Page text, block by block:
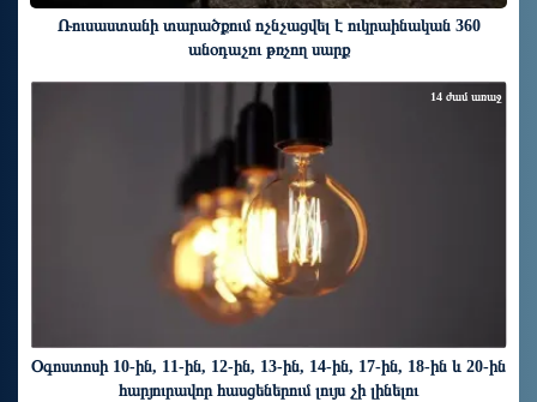
Ռուսաստանի տարածքում ոչնչացվել է ուկրաինական 360
անօդաչու թռչող սարք
Օգոստոսի 10-ին, 11-ին, 12-ին, 13-ին, 14-ին, 17-ին, 18-ին և 20-ին
հարյուրավոր հասցեներում լույս չի լինելու
14 ժամ առաջ